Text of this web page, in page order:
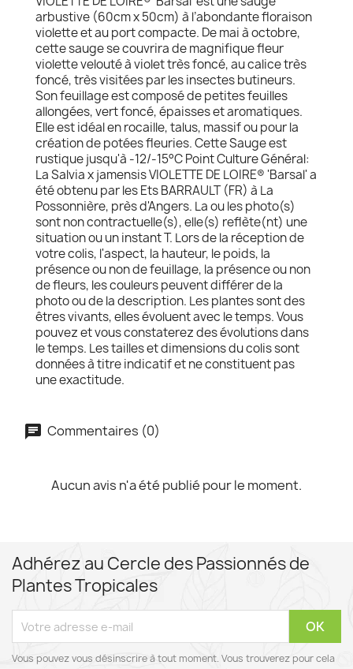
arbustive (60cm x 50cm) à l’abondante floraison
violette et au port compacte. De mai à octobre,
cette sauge se couvrira de magnifique fleur
violette velouté à violet très foncé, au calice très
foncé, très visitées par les insectes butineurs.
Son feuillage est composé de petites feuilles
allongées, vert foncé, épaisses et aromatiques.
Elle est idéal en rocaille, talus, massif ou pour la
création de potées fleuries. Cette Sauge est
rustique jusqu'à -12/-15°C Point Culture Général:
La Salvia x jamensis VIOLETTE DE LOIRE® 'Barsal' a
été obtenu par les Ets BARRAULT (FR) à La
Possonnière, près d'Angers. La ou les photo(s)
sont non contractuelle(s), elle(s) reflète(nt) une
situation ou un instant T. Lors de la réception de
votre colis, l'aspect, la hauteur, le poids, la
présence ou non de feuillage, la présence ou non
de fleurs, les couleurs peuvent différer de la
photo ou de la description. Les plantes sont des
êtres vivants, elles évoluent avec le temps. Vous
pouvez et vous constaterez des évolutions dans
le temps. Les tailles et dimensions du colis sont
données à titre indicatif et ne constituent pas
une exactitude.
Commentaires (0)
Aucun avis n'a été publié pour le moment.
Adhérez au Cercle des Passionnés de
Plantes Tropicales
Vous pouvez vous désinscrire à tout moment. Vous trouverez pour cela